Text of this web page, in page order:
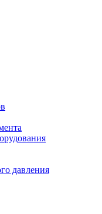
давления